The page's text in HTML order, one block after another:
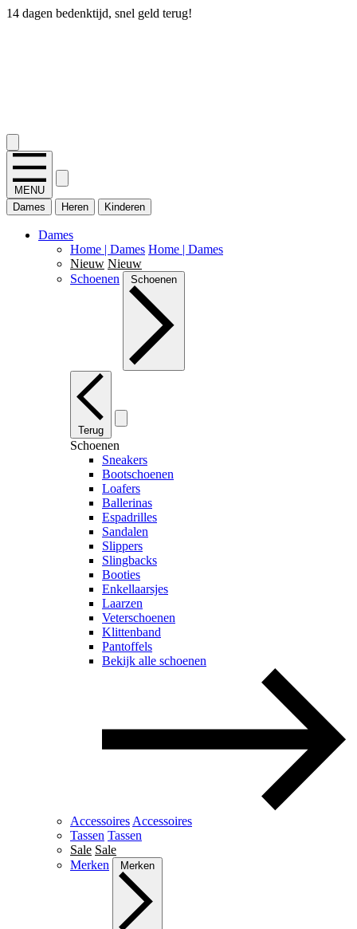
14 dagen bedenktijd, snel geld terug!
MENU
Dames
Heren Kinderen
Dames
Home | Dames Home | Dames
Nieuw Nieuw
Schoenen
Schoenen
Terug
Schoenen
Sneakers
Bootschoenen
Loafers
Ballerinas
Espadrilles
Sandalen
Slippers
Slingbacks
Booties
Enkellaarsjes
Laarzen
Veterschoenen
Klittenband
Pantoffels
Bekijk alle schoenen
Accessoires Accessoires
Tassen Tassen
Sale Sale
Merken
Merken